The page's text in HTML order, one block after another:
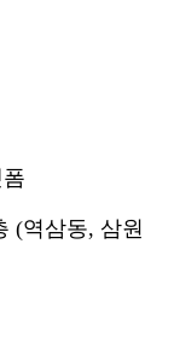
(역삼동, 삼원